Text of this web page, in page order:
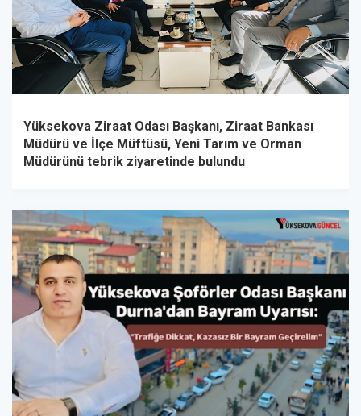
Yüksekova Ziraat Odası Başkanı, Ziraat Bankası
Müdürü ve İlçe Müftüsü, Yeni Tarım ve Orman
Müdürünü tebrik ziyaretinde bulundu